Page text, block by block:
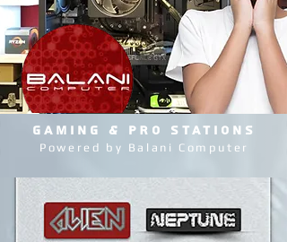
GAMING & PRO STATIONS
Powered by Balani Computer